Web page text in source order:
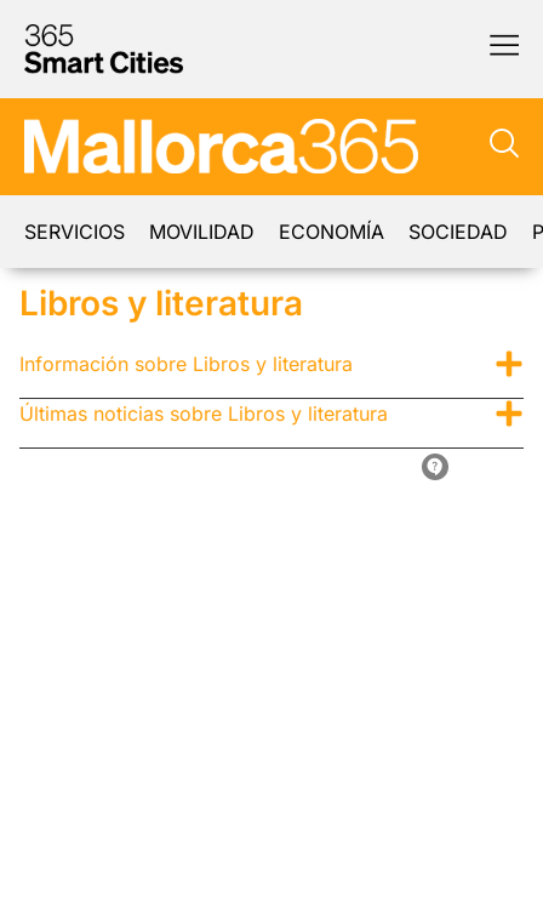
SERVICIOS MOVILIDAD ECONOMÍA SOCIEDAD
Libros y literatura
Información sobre Libros y literatura
Últimas noticias sobre Libros y literatura